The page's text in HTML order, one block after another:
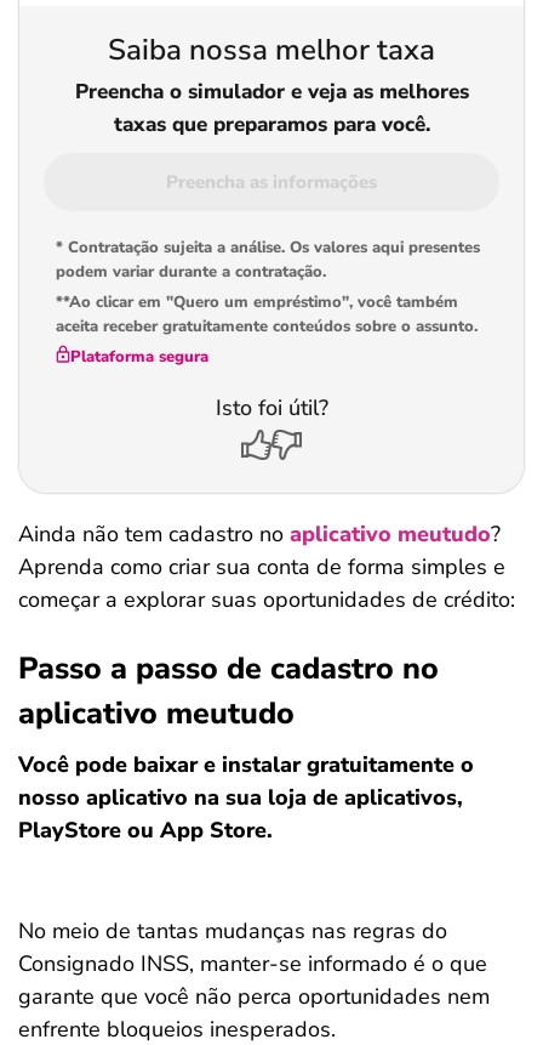
Saiba nossa melhor taxa
Preencha o simulador e veja as melhores
taxas que preparamos para você.
Preencha as informações
* Contratação sujeita a análise. Os valores aqui presentes
podem variar durante a contratação.
**Ao clicar em "Quero um empréstimo", você também
aceita receber gratuitamente conteúdos sobre o assunto.
Plataforma segura
Isto foi útil?
Ainda não tem cadastro no aplicativo meutudo?
Aprenda como criar sua conta de forma simples e
começar a explorar suas oportunidades de crédito:
Passo a passo de cadastro no
aplicativo meutudo
Você pode baixar e instalar gratuitamente o
nosso aplicativo na sua loja de aplicativos,
PlayStore ou App Store.
No meio de tantas mudanças nas regras do
Consignado INSS, manter-se informado é o que
garante que você não perca oportunidades nem
enfrente bloqueios inesperados.